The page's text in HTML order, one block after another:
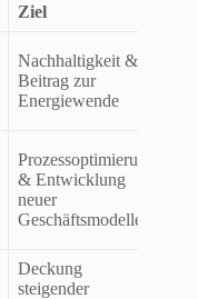
Ziel
Nachhaltigkeit &
Beitrag zur
Energiewende
Prozessoptimierung
& Entwicklung
neuer
Geschäftsmodelle
Deckung
steigender